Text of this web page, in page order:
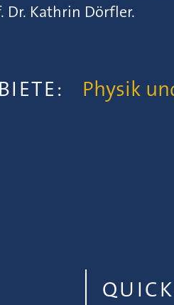
Dr. Kathrin Dörfler.
Physik